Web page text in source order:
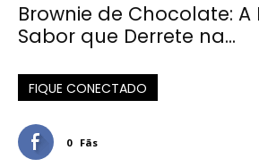
Brownie de Chocolate: A
Sabor que Derrete na...
FIQUE CONECTADO
0 Fãs